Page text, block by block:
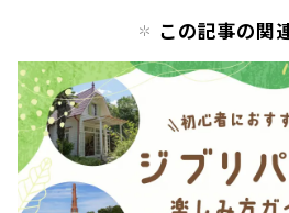
この記事の関